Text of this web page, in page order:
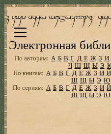
Электронная
По авторам: А Б В Г Д Е Ж З И
Ч Ш Щ Ы Э
По книгам: А Б В Г Д Е Ж З И Й
Ш Щ Ы Э Ю
По сериям: А Б В Г Д Е Ж З И Й
Ш Щ Ы Э Ю